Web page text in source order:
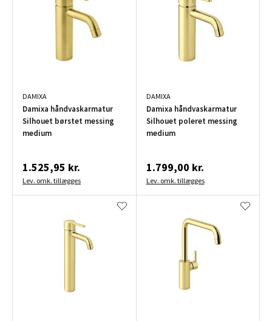
DAMIXA
Damixa håndvaskarmatur
Silhouet børstet messing
medium
1.525,95 kr.
Lev. omk. tillægges
DAMIXA
Damixa håndvaskarmatur
Silhouet poleret messing
medium
1.799,00 kr.
Lev. omk. tillægges